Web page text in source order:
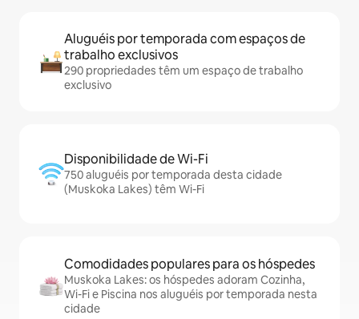
Aluguéis por temporada com espaços de
trabalho exclusivos
290 propriedades têm um espaço de trabalho
exclusivo
Disponibilidade de Wi-Fi
750 aluguéis por temporada desta cidade
(Muskoka Lakes) têm Wi-Fi
Comodidades populares para os hóspedes
Muskoka Lakes: os hóspedes adoram Cozinha,
Wi-Fi e Piscina nos aluguéis por temporada nesta
cidade